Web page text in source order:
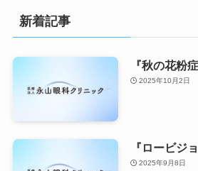
新着記事
『秋の花粉症
2025年10月2日
『ロービジョ
2025年9月8日